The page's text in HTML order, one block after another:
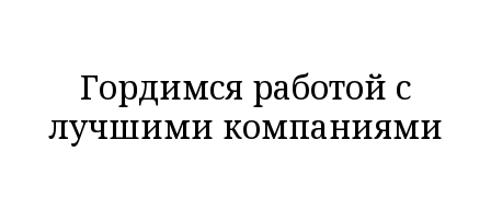
Гордимся работой с
лучшими компаниями